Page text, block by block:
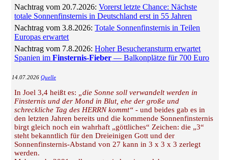
Nachtrag vom 20.7.2026:Vorerst letzte Chance: Nächste
totale Sonnenfinsternis in Deutschland erst in 55 Jahren
Nachtrag vom 3.8.2026:Totale Sonnenfinsternis in Teilen
Europas erwartet
Nachtrag vom 7.8.2026:Hoher Besucheransturm erwartet
Spanien imFinsternis-Fieber — Balkonplätze für 700 Euro
14.07.2026 Quelle
In Joel 3,4 heißt es:
„die Sonne soll verwandelt werden in
Finsternis und der Mond in Blut, ehe der große und
schreckliche Tag des HERRN kommt“ - und beides gab es in
den letzten Jahren bereits und die kommende Sonnenfinsternis
birgt gleich noch ein wahrhaft „göttliches“ Zeichen: die „3“
steht bekanntlich für den Dreieinigen Gott und der
Sonnenfinsternis-Abstand von 27 kann in 3 x 3 x 3 zerlegt
werden.